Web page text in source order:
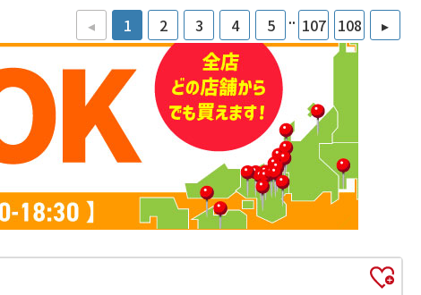
◂ 1 2 3 4 5 .. 107 108 ▸